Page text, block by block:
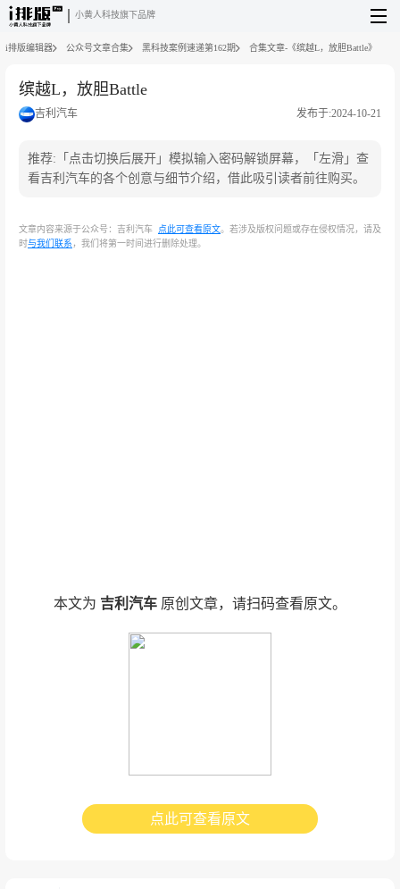
小黄人科技旗下品牌
i排版编辑器 公众号文章合集 黑科技案例速递第162期 合集文章-《缤越L，放胆Battle》
缤越L，放胆Battle
吉利汽车 发布于:2024-10-21
推荐:「点击切换后展开」模拟输入密码解锁屏幕，「左滑」查
看吉利汽车的各个创意与细节介绍，借此吸引读者前往购买。
文章内容来源于公众号：吉利汽车 点此可查看原文。若涉及版权问题或存在侵权情况，请及
时与我们联系 ，我们将第一时间进行删除处理。
本文为 吉利汽车 原创文章，请扫码查看原文。
点此可查看原文